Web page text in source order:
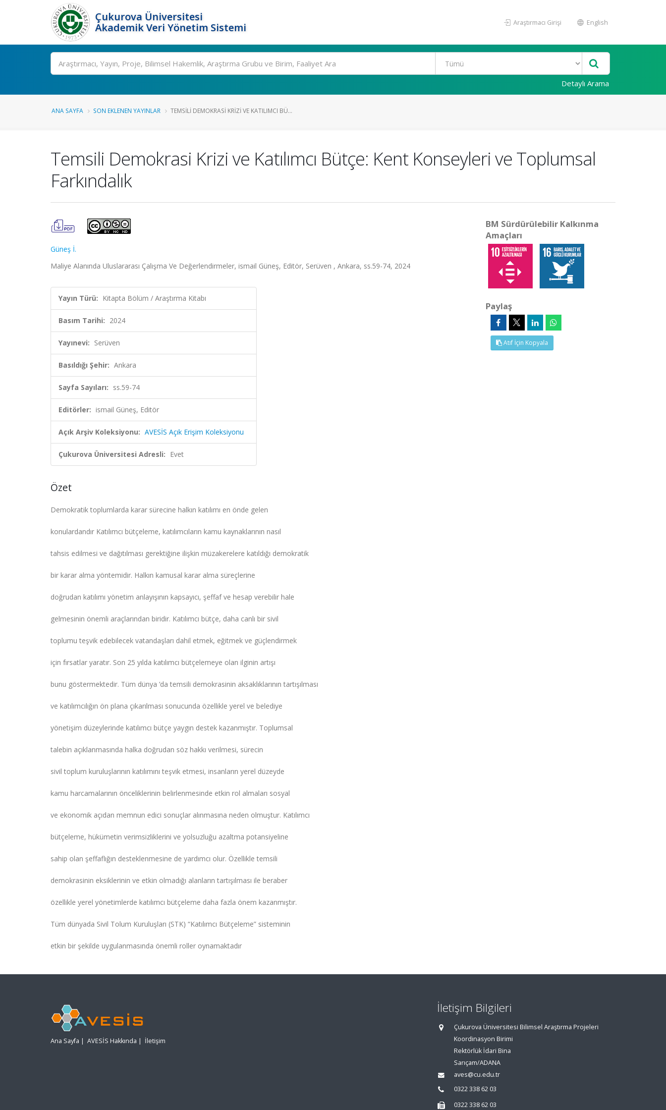
Çukurova Üniversitesi
Akademik Veri Yönetim Sistemi
Araştırmacı Girişi English
Ara
Detaylı Arama
ANA SAYFA SON EKLENEN YAYINLAR TEMSILI DEMOKRASI KRIZI VE KATILIMCI BÜ...
Temsili Demokrasi Krizi ve Katılımcı Bütçe: Kent Konseyleri ve Toplumsal
Farkındalık
Güneş İ.
Maliye Alanında Uluslararası Çalışma Ve Değerlendirmeler, ismail Güneş, Editör, Serüven , Ankara, ss.59-74, 2024
Yayın Türü: Kitapta Bölüm / Araştırma Kitabı
Basım Tarihi: 2024
Yayınevi: Serüven
Basıldığı Şehir: Ankara
Sayfa Sayıları: ss.59-74
Editörler: ismail Güneş, Editör
Açık Arşiv Koleksiyonu: AVESİS Açık Erişim Koleksiyonu
Çukurova Üniversitesi Adresli: Evet
Özet
Demokratik toplumlarda karar sürecine halkın katılımı en önde gelen
konulardandır Katılımcı bütçeleme, katılımcıların kamu kaynaklarının nasıl
tahsis edilmesi ve dağıtılması gerektiğine ilişkin müzakerelere katıldığı demokratik
bir karar alma yöntemidir. Halkın kamusal karar alma süreçlerine
doğrudan katılımı yönetim anlayışının kapsayıcı, şeffaf ve hesap verebilir hale
gelmesinin önemli araçlarından biridir. Katılımcı bütçe, daha canlı bir sivil
toplumu teşvik edebilecek vatandaşları dahil etmek, eğitmek ve güçlendirmek
için fırsatlar yaratır. Son 25 yılda katılımcı bütçelemeye olan ilginin artışı
bunu göstermektedir. Tüm dünya ’da temsili demokrasinin aksaklıklarının tartışılması
ve katılımcılığın ön plana çıkarılması sonucunda özellikle yerel ve belediye
yönetişim düzeylerinde katılımcı bütçe yaygın destek kazanmıştır. Toplumsal
talebin açıklanmasında halka doğrudan söz hakkı verilmesi, sürecin
sivil toplum kuruluşlarının katılımını teşvik etmesi, insanların yerel düzeyde
kamu harcamalarının önceliklerinin belirlenmesinde etkin rol almaları sosyal
ve ekonomik açıdan memnun edici sonuçlar alınmasına neden olmuştur. Katılımcı
bütçeleme, hükümetin verimsizliklerini ve yolsuzluğu azaltma potansiyeline
sahip olan şeffaflığın desteklenmesine de yardımcı olur. Özellikle temsili
demokrasinin eksiklerinin ve etkin olmadığı alanların tartışılması ile beraber
özellikle yerel yönetimlerde katılımcı bütçeleme daha fazla önem kazanmıştır.
Tüm dünyada Sivil Tolum Kuruluşları (STK) “Katılımcı Bütçeleme” sisteminin
etkin bir şekilde uygulanmasında önemli roller oynamaktadır
BM Sürdürülebilir Kalkınma
Amaçları
Paylaş
Atıf İçin Kopyala
Ana Sayfa | AVESİS Hakkında | İletişim
İletişim Bilgileri
Çukurova Üniversitesi Bilimsel Araştırma Projeleri
Koordinasyon Birimi
Rektörlük İdari Bina
Sarıçam/ADANA
aves@cu.edu.tr
0322 338 62 03
0322 338 62 03